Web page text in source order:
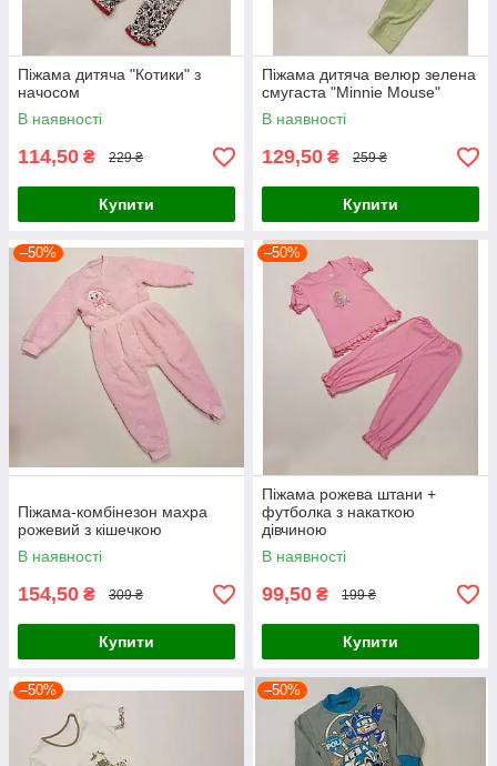
Піжама дитяча "Котики" з
начосом
В наявності
114,50 ₴ 229 ₴
Купити
Піжама дитяча велюр зелена
смугаста "Minnie Mouse"
В наявності
129,50 ₴ 259 ₴
Купити
–50%
Піжама-комбінезон махра
рожевий з кішечкою
В наявності
154,50 ₴ 309 ₴
Купити
–50%
Піжама рожева штани +
футболка з накаткою
дівчиною
В наявності
99,50 ₴ 199 ₴
Купити
–50% –50%